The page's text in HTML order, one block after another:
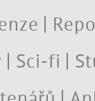
Sci-fi